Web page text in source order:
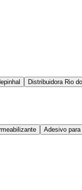
Distribuidora Rio
Adesivo